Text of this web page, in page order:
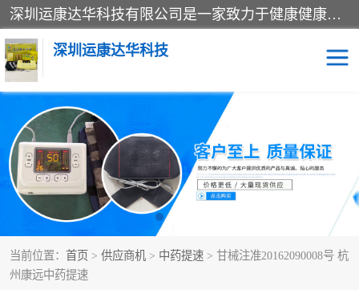
深圳运康达华科技有限公司是一家致力于健康健康产业的现代化企业，已经走过了15个春秋，开创了中医外用发展的新未来，是专业从事中医医疗仪器的研发、生产、销售、服务为一体的子公司，在医疗器械的设计、开发和生产方面率先引进国际先进技术和好的科技人员，先后开发出了场效应治疗仪、多功能治疗仪、颈椎治疗仪、腰椎治疗仪、增效垫等多个系列。
深圳运康达华科技
当前位置： 首页 > 供应商机 > 中药提速 > 甘械注准20162090008号 杭
州康远中药提速
多功能治疗仪 中药提速
中低频治疗仪 脉冲治疗仪
**腺治疗仪